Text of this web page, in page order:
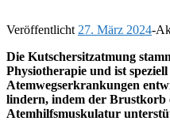
Veröffentlicht 27. März 2024-
Die Kutschersitzatmung
Physiotherapie und ist
Atemwegserkrankungen
lindern, indem der Brustkorb
Atemhilfsmuskulatur